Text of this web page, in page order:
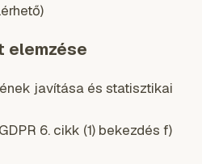
elemzése
javítása és statisztikai
6. cikk (1) bekezdés f)